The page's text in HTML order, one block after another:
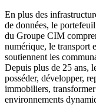
En plus des
de données, le
du Groupe CIM
numérique, le transport
soutiennent les
Depuis plus de 25 ans,
posséder, développer,
immobiliers,
environnements